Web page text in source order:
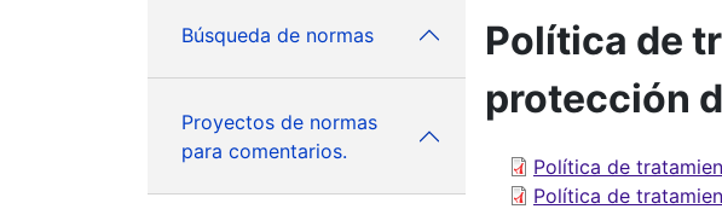
Búsqueda de normas
Proyectos de normas
para comentarios.
Política de
protección
Política de
Política de